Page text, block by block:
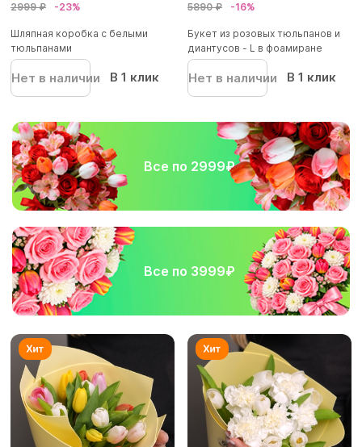
2999 ₽ -23%
Шляпная коробка с белыми
тюльпанами
Нет в наличии В 1 клик
5890 ₽ -16%
Букет из розовых тюльпанов и
диантусов - L в фоамиране
Нет в наличии В 1 клик
Все по 2999₽
Все по 3999₽